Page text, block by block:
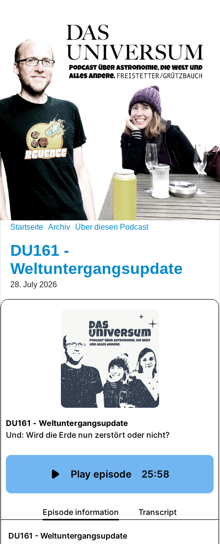
Startseite Archiv Über diesen Podcast
DU161 -
Weltuntergangsupdate
28. July 2026